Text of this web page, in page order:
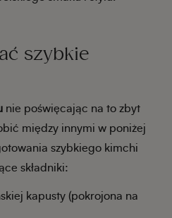
szybkie
nie poświęcając na to zbyt
między innymi w poniżej
szybkiego kimchi
składniki:
kapusty (pokrojona na